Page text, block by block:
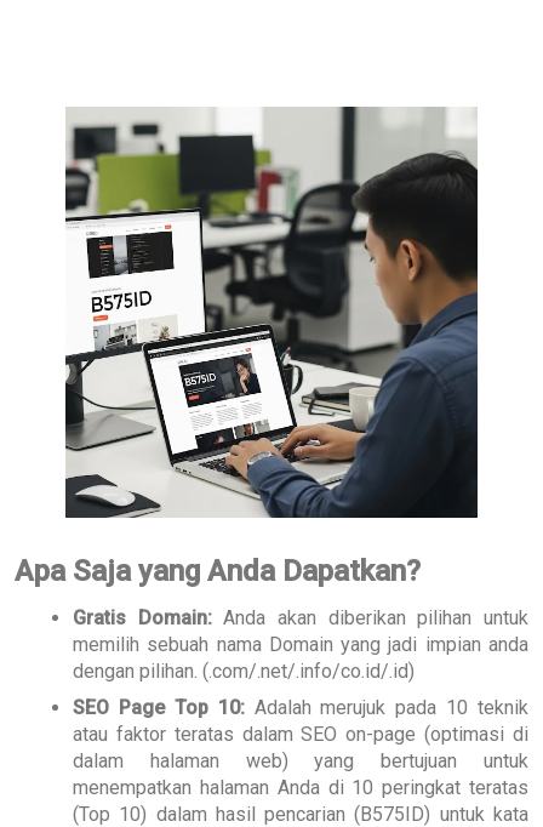
Apa Saja yang Anda Dapatkan?
Gratis Domain:Anda akan diberikan pilihan untuk
memilih sebuah nama Domain yang jadi impian anda
dengan pilihan. (.com/.net/.info/co.id/.id)
SEO Page Top 10:Adalah merujuk pada 10 teknik
atau faktor teratas dalam SEO on-page (optimasi di
dalam halaman web) yang bertujuan untuk
menempatkan halaman Anda di 10 peringkat teratas
(Top 10) dalam hasil pencarian (B575ID) untuk kata